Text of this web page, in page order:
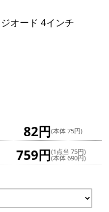
オード 4インチ
82円(本体 75円)
759円(1点当 75円)
(本体 690円)